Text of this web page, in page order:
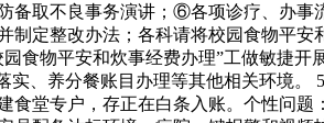
备取不良事务演讲；⑥各项诊疗、办事
制定整改办法；各科请将校园食物平
食物平安和炊事经费办理”工做敏捷
实、养分餐账目办理等其他相关环境
食堂专户，存正在白条入账。个性问